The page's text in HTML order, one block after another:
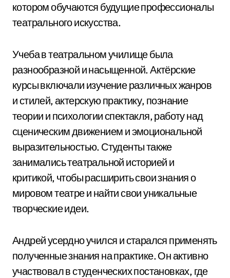
котором обучаются будущие профессионалы
театрального искусства.
Учеба в театральном училище была
разнообразной и насыщенной. Актёрские
курсы включали изучение различных жанров
и стилей, актерскую практику, познание
теории и психологии спектакля, работу над
сценическим движением и эмоциональной
выразительностью. Студенты также
занимались театральной историей и
критикой, чтобы расширить свои знания о
мировом театре и найти свои уникальные
творческие идеи.
Андрей усердно учился и старался применять
полученные знания на практике. Он активно
участвовал в студенческих постановках, где